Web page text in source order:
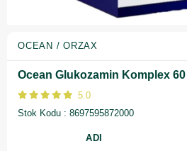
OCEAN / ORZAX
Ocean Glukozamin Komplex
5.0
Stok Kodu
8697595872000
ADI